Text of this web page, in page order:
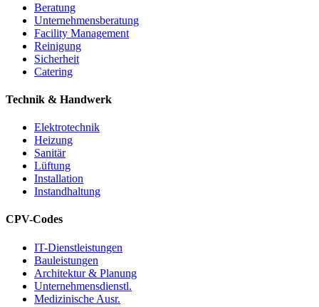
Beratung
Unternehmensberatung
Facility Management
Reinigung
Sicherheit
Catering
Technik & Handwerk
Elektrotechnik
Heizung
Sanitär
Lüftung
Installation
Instandhaltung
CPV-Codes
IT-Dienstleistungen
Bauleistungen
Architektur & Planung
Unternehmensdienstl.
Medizinische Ausr.